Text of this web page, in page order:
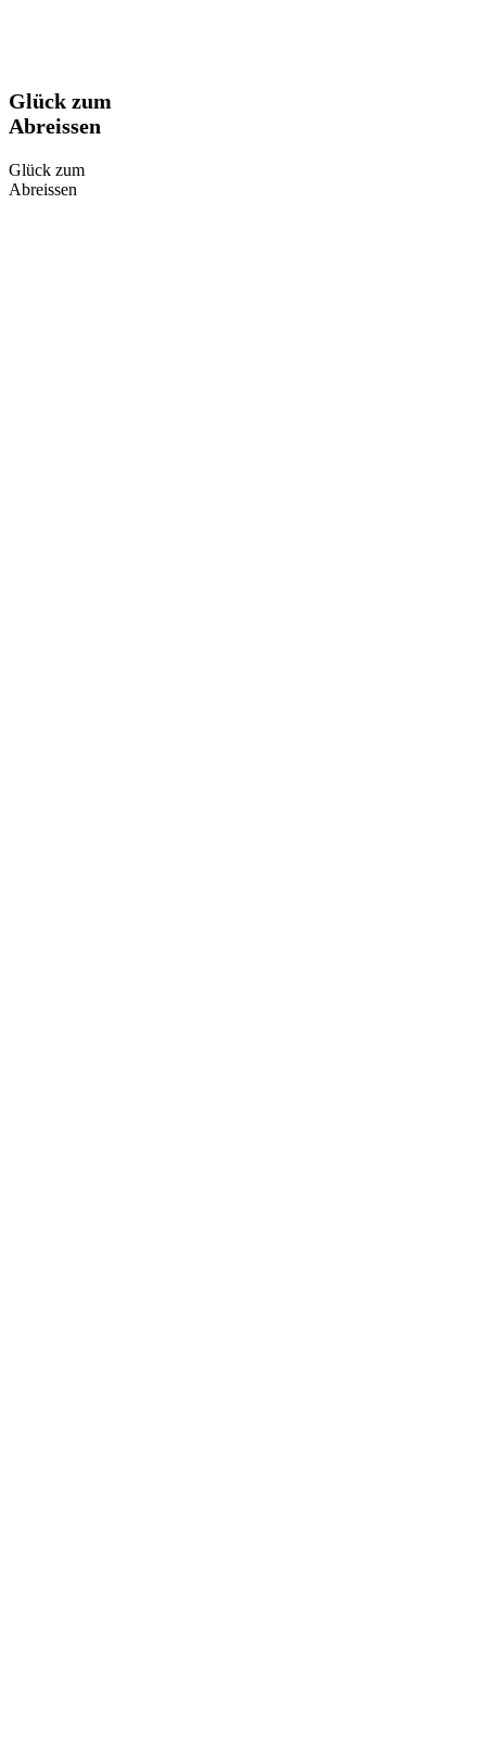
Glück
zum
Abreissen
Glück zum
Abreissen
Glück zum
Abreissen